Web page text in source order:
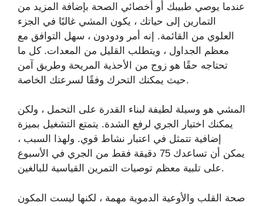
عندما يوصي طبيبك أو أخصائي الصحة بإضافة المزيد من
التمارين إلى حياتك ، يكون المشي غالبًا في الجزء
العلوي من القائمة. إنه أمر ودودون ، سهل التوافق مع
معظم الجداول ، ويتطلب القليل من المعدات. كل ما
تحتاجه حقًا هو زوج من الأحذية المريحة وطريق آمن
حيث يمكنك التحرك وفقًا لسرعتك الخاصة.
المشي هو وسيلة لطيفة لبناء القدرة على التحمل ، ولكن
يمكنك اختيار الجري لرفع الشدة. يتمتع التشغيل بميزة
إضافية تتمثل في اعتبار نشاط قوي. ولهذا السبب ،
يمكن أن تساعدك 75 دقيقة فقط من الجري في الأسبوع
على تلبية معظم توصيات التمرين القياسية للبالغين.
صحة القلب والأوعية الدموية مهمة ، لكنها ليست المكون